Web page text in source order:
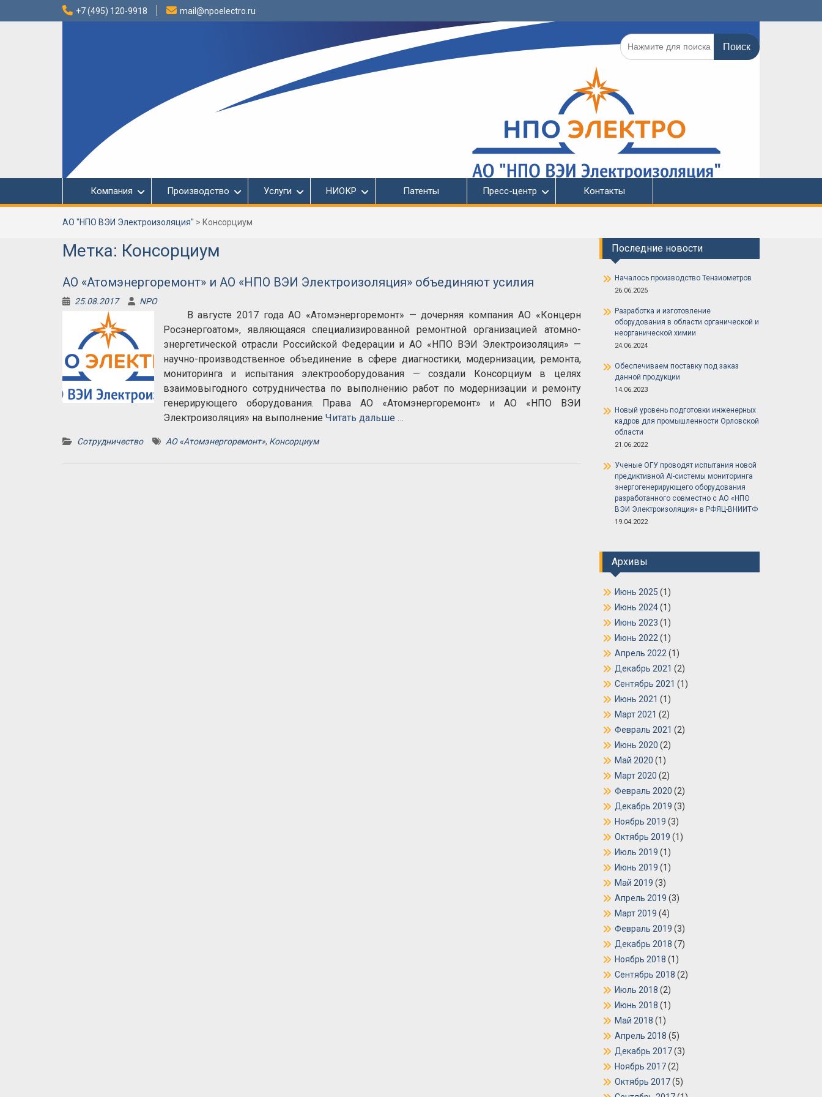
+7 (495) 120-9918 mail@npoelectro.ru
Поиск
по:
Компания Производство Услуги НИОКР Патенты Пресс-центр Контакты
АО "НПО ВЭИ Электроизоляция" > Консорциум
Метка: Консорциум
АО «Атомэнергоремонт» и АО «НПО ВЭИ Электроизоляция» объединяют усилия
25.08.2017 NPO
В августе 2017 года АО «Атомэнергоремонт» — дочерняя компания АО «Концерн
Росэнергоатом», являющаяся специализированной ремонтной организацией атомно-
энергетической отрасли Российской Федерации и АО «НПО ВЭИ Электроизоляция» —
научно-производственное объединение в сфере диагностики, модернизации, ремонта,
мониторинга и испытания электрооборудования — создали Консорциум в целях
взаимовыгодного сотрудничества по выполнению работ по модернизации и ремонту
генерирующего оборудования. Права АО «Атомэнергоремонт» и АО «НПО ВЭИ
Электроизоляция» на выполнение Читать дальше …
Сотрудничество АО «Атомэнергоремонт», Консорциум
Последние новости
Началось производство Тензиометров
26.06.2025
Разработка и изготовление
оборудования в области органической и
неорганической химии
24.06.2024
Обеспечиваем поставку под заказ
данной продукции
14.06.2023
Новый уровень подготовки инженерных
кадров для промышленности Орловской
области
21.06.2022
Ученые ОГУ проводят испытания новой
предиктивной AI-системы мониторинга
энергогенерирующего оборудования
разработанного совместно с АО «НПО
ВЭИ Электроизоляция» в РФЯЦ-ВНИИТФ
19.04.2022
Архивы
Июнь 2025 (1)
Июнь 2024(1)
Июнь 2023 (1)
Июнь 2022 (1)
Апрель 2022 (1)
Декабрь 2021 (2)
Сентябрь 2021 (1)
Июнь 2021 (1)
Март 2021 (2)
Февраль 2021 (2)
Июнь 2020 (2)
Май 2020 (1)
Март 2020 (2)
Февраль 2020 (2)
Декабрь 2019 (3)
Ноябрь 2019 (3)
Октябрь 2019 (1)
Июль 2019 (1)
Июнь 2019 (1)
Май 2019 (3)
Апрель 2019 (3)
Март 2019 (4)
Февраль 2019 (3)
Декабрь 2018 (7)
Ноябрь 2018 (1)
Сентябрь 2018 (2)
Июль 2018 (2)
Июнь 2018 (1)
Май 2018 (1)
Апрель 2018 (5)
Декабрь 2017(3)
Ноябрь 2017(2)
Октябрь 2017(5)